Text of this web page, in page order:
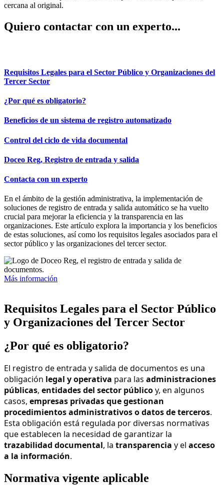
Quiero contactar con un experto...
Requisitos Legales para el Sector Público y Organizaciones del
Tercer Sector
¿Por qué es obligatorio?
Beneficios de un sistema de registro automatizado
Control del ciclo de vida documental
Doceo Reg, Registro de entrada y salida
Contacta con un experto
En el ámbito de la gestión administrativa, la implementación de
soluciones de registro de entrada y salida automático se ha vuelto
crucial para mejorar la eficiencia y la transparencia en las
organizaciones. Este artículo explora la importancia y los beneficios
de estas soluciones, así como los requisitos legales asociados para el
sector público y las organizaciones del tercer sector.
Más información
Requisitos Legales para el Sector Público
y Organizaciones del Tercer Sector
¿Por qué es obligatorio?
El registro de entrada y salida de documentos es una
obligación legal y operativa para las administraciones
públicas, entidades del sector públicoy, en algunos
casos, empresas privadas que gestionan
procedimientos administrativos o datos de terceros.
Esta obligación está regulada por diversas normativas
que establecen la necesidad de garantizar la
trazabilidad documental, la transparencia y el acceso
a la información.
Normativa vigente aplicable